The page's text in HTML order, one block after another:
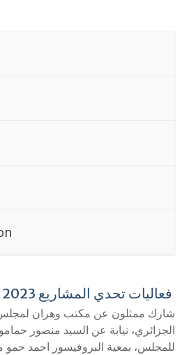
شارك ممثلون عن مكتب وهران لمجلس
الجزائري، نيابة عن السيد منصور
للمجلس، بمعية البروفيسور احمد حمو